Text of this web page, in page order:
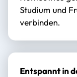
Studium und
verbinden.
Entspannt in